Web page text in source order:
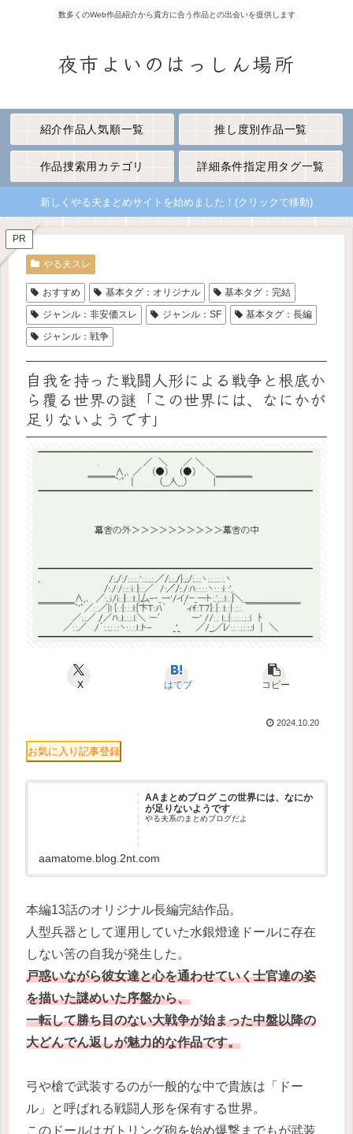
数多くのWeb作品紹介から貴方に合う作品との出会いを提供します
夜市よいのはっしん場所
紹介作品人気順一覧 推し度別作品一覧
作品捜索用カテゴリ 詳細条件指定用タグ一覧
新しくやる夫まとめサイトを始めました！(クリックで移動)
PR
やる夫スレ
おすすめ 基本タグ：オリジナル
基本タグ：完結
ジャンル：非安価スレ
ジャンル：SF
基本タグ：長編
ジャンル：戦争
自我を持った戦闘人形による戦争と根底か
ら覆る世界の謎「この世界には、なにかが
足りないようです」
X はてブ コピー
2024.10.20
お気に入り記事登録
AAまとめブログ この世界には、なにか
が足りないようです
やる夫系のまとめブログだよ
aamatome.blog.2nt.com
本編13話のオリジナル長編完結作品。
人型兵器として運用していた水銀燈達ドールに存在
しない筈の自我が発生した。
戸惑いながら彼女達と心を通わせていく士官達の姿
を描いた謎めいた序盤から、
一転して勝ち目のない大戦争が始まった中盤以降の
大どんでん返しが魅力的な作品です。
弓や槍で武装するのが一般的な中で貴族は「ドー
ル」と呼ばれる戦闘人形を保有する世界。
このドールはガトリング砲を始め爆撃までもが武装